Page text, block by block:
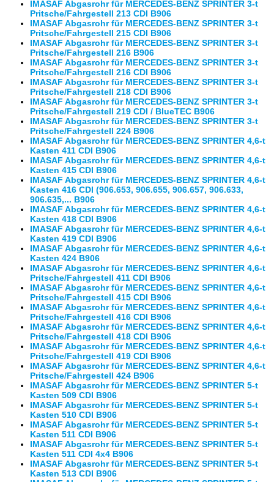
IMASAF Abgasrohr für MERCEDES-BENZ SPRINTER 3-t
Pritsche/Fahrgestell 213 CDI B906
IMASAF Abgasrohr für MERCEDES-BENZ SPRINTER 3-t
Pritsche/Fahrgestell 215 CDI B906
IMASAF Abgasrohr für MERCEDES-BENZ SPRINTER 3-t
Pritsche/Fahrgestell 216 B906
IMASAF Abgasrohr für MERCEDES-BENZ SPRINTER 3-t
Pritsche/Fahrgestell 216 CDI B906
IMASAF Abgasrohr für MERCEDES-BENZ SPRINTER 3-t
Pritsche/Fahrgestell 218 CDI B906
IMASAF Abgasrohr für MERCEDES-BENZ SPRINTER 3-t
Pritsche/Fahrgestell 219 CDI / BlueTEC B906
IMASAF Abgasrohr für MERCEDES-BENZ SPRINTER 3-t
Pritsche/Fahrgestell 224 B906
IMASAF Abgasrohr für MERCEDES-BENZ SPRINTER 4,6-t
Kasten 411 CDI B906
IMASAF Abgasrohr für MERCEDES-BENZ SPRINTER 4,6-t
Kasten 415 CDI B906
IMASAF Abgasrohr für MERCEDES-BENZ SPRINTER 4,6-t
Kasten 416 CDI (906.653, 906.655, 906.657, 906.633,
906.635,... B906
IMASAF Abgasrohr für MERCEDES-BENZ SPRINTER 4,6-t
Kasten 418 CDI B906
IMASAF Abgasrohr für MERCEDES-BENZ SPRINTER 4,6-t
Kasten 419 CDI B906
IMASAF Abgasrohr für MERCEDES-BENZ SPRINTER 4,6-t
Kasten 424 B906
IMASAF Abgasrohr für MERCEDES-BENZ SPRINTER 4,6-t
Pritsche/Fahrgestell 411 CDI B906
IMASAF Abgasrohr für MERCEDES-BENZ SPRINTER 4,6-t
Pritsche/Fahrgestell 415 CDI B906
IMASAF Abgasrohr für MERCEDES-BENZ SPRINTER 4,6-t
Pritsche/Fahrgestell 416 CDI B906
IMASAF Abgasrohr für MERCEDES-BENZ SPRINTER 4,6-t
Pritsche/Fahrgestell 418 CDI B906
IMASAF Abgasrohr für MERCEDES-BENZ SPRINTER 4,6-t
Pritsche/Fahrgestell 419 CDI B906
IMASAF Abgasrohr für MERCEDES-BENZ SPRINTER 4,6-t
Pritsche/Fahrgestell 424 B906
IMASAF Abgasrohr für MERCEDES-BENZ SPRINTER 5-t
Kasten 509 CDI B906
IMASAF Abgasrohr für MERCEDES-BENZ SPRINTER 5-t
Kasten 510 CDI B906
IMASAF Abgasrohr für MERCEDES-BENZ SPRINTER 5-t
Kasten 511 CDI B906
IMASAF Abgasrohr für MERCEDES-BENZ SPRINTER 5-t
Kasten 511 CDI 4x4 B906
IMASAF Abgasrohr für MERCEDES-BENZ SPRINTER 5-t
Kasten 513 CDI B906